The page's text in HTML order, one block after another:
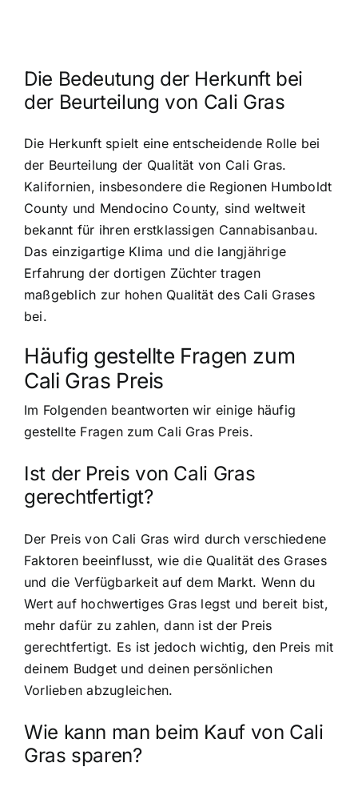
Die Bedeutung der Herkunft bei
der Beurteilung von Cali Gras
Die Herkunft spielt eine entscheidende Rolle bei
der Beurteilung der Qualität von Cali Gras.
Kalifornien, insbesondere die Regionen Humboldt
County und Mendocino County, sind weltweit
bekannt für ihren erstklassigen Cannabisanbau.
Das einzigartige Klima und die langjährige
Erfahrung der dortigen Züchter tragen
maßgeblich zur hohen Qualität des Cali Grases
bei.
Häufig gestellte Fragen zum
Cali Gras Preis
Im Folgenden beantworten wir einige häufig
gestellte Fragen zum Cali Gras Preis.
Ist der Preis von Cali Gras
gerechtfertigt?
Der Preis von Cali Gras wird durch verschiedene
Faktoren beeinflusst, wie die Qualität des Grases
und die Verfügbarkeit auf dem Markt. Wenn du
Wert auf hochwertiges Gras legst und bereit bist,
mehr dafür zu zahlen, dann ist der Preis
gerechtfertigt. Es ist jedoch wichtig, den Preis mit
deinem Budget und deinen persönlichen
Vorlieben abzugleichen.
Wie kann man beim Kauf von Cali
Gras sparen?